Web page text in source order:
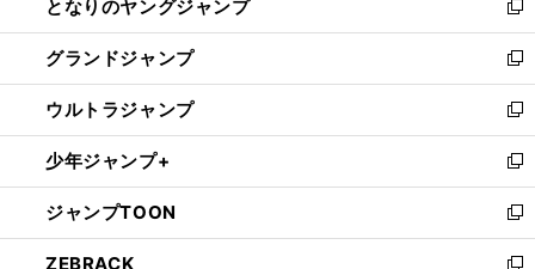
く
ド
ウ
で
開
く
ィ
ン
ド
ウ
で
開
く
い
ウ
ィ
ン
ド
ウ
で
開
く
となりのヤングジャンプ
新
し
い
ウ
ィ
ン
ド
ウ
で
開
く
グランドジャンプ
新
し
い
ウ
ィ
ン
ド
ウ
で
ウルトラジャンプ
新
し
い
ウ
ィ
ン
少年ジャンプ+
新
し
い
ウ
ジャンプTOON
新
し
ZEBRACK